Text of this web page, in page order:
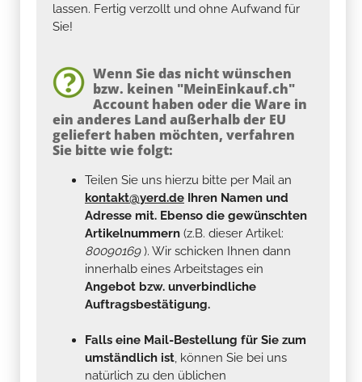
lassen. Fertig verzollt und ohne Aufwand für
Sie!
Wenn Sie das nicht wünschen
bzw. keinen "MeinEinkauf.ch"
Account haben oder die Ware in
ein anderes Land außerhalb der EU
geliefert haben möchten, verfahren
Sie bitte wie folgt:
Teilen Sie uns hierzu bitte per Mail an
kontakt@yerd.de Ihren Namen und
Adresse mit. Ebenso die gewünschten
Artikelnummern (z.B. dieser Artikel:
80090169). Wir schicken Ihnen dann
innerhalb eines Arbeitstages ein
Angebot bzw. unverbindliche
Auftragsbestätigung.
Falls eine Mail-Bestellung für Sie zum
umständlich ist, können Sie bei uns
natürlich zu den üblichen